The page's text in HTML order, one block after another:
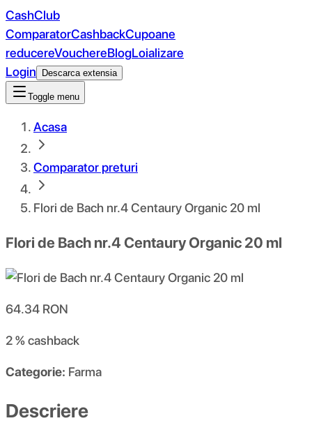
CashClub
ComparatorCashbackCupoane
reducereVouchereBlogLoializare
Login
Descarca extensia
Toggle menu
Acasa
Comparator preturi
Flori de Bach nr.4 Centaury Organic 20 ml
Flori de Bach nr.4 Centaury Organic 20 ml
64.34 RON
2 %cashback
Categorie: Farma
Descriere